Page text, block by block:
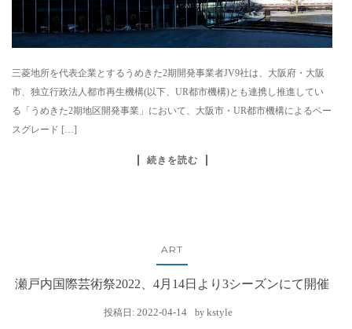
三菱地所を代表企業とするうめきた2期開発事業者JV9社は、大阪府・大阪
市、独立行政法人都市再生機構(以下、UR都市機構)とも連携し推進してい
る「うめきた2期地区開発事業」において、大阪市・UR都市機構によるベー
スグレード […]
続きを読む
ART
瀬戸内国際芸術祭2022、4月14日より3シーズンにて開催
投稿日: 2022-04-14 by kstyle